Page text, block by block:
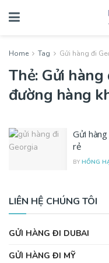
Home Tag Gửi hàng đi
Thẻ: Gửi hàng
đường hàng
Gửi
rẻ
BY HỒNG
LIÊN HỆ CHÚNG TÔI
GỬI HÀNG ĐI DUBAI
GỬI HÀNG ĐI MỸ